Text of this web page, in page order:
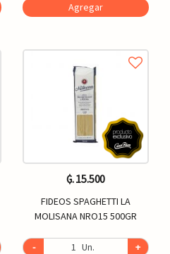
Agregar
₲. 15.500
FIDEOS SPAGHETTI LA
MOLISANA NRO15 500GR
- Un. +